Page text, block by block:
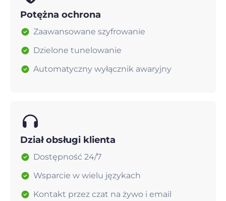
Potężna ochrona
Zaawansowane szyfrowanie
Dzielone tunelowanie
Automatyczny wyłącznik awaryjny
Dział obsługi klienta
Dostępność 24/7
Wsparcie w wielu językach
Kontakt przez czat na żywo i email